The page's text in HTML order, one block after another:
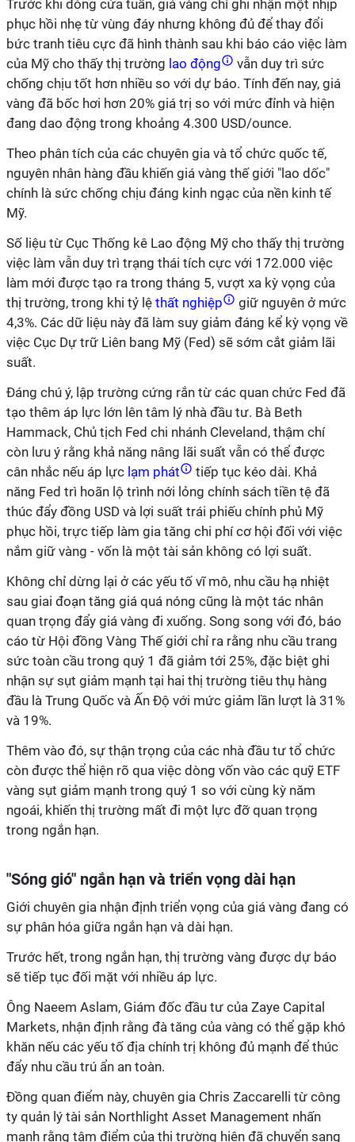
Trước khi đóng cửa tuần, giá vàng chỉ ghi nhận một nhịp
phục hồi nhẹ từ vùng đáy nhưng không đủ để thay đổi
bức tranh tiêu cực đã hình thành sau khi báo cáo việc làm
của Mỹ cho thấy thị trường lao động
vẫn duy trì sức
chống chịu tốt hơn nhiều so với dự báo. Tính đến nay, giá
vàng đã bốc hơi hơn 20% giá trị so với mức đỉnh và hiện
đang dao động trong khoảng 4.300 USD/ounce.
Theo phân tích của các chuyên gia và tổ chức quốc tế,
nguyên nhân hàng đầu khiến giá vàng thế giới "lao dốc"
chính là sức chống chịu đáng kinh ngạc của nền kinh tế
Mỹ.
Số liệu từ Cục Thống kê Lao động Mỹ cho thấy thị trường
việc làm vẫn duy trì trạng thái tích cực với 172.000 việc
làm mới được tạo ra trong tháng 5, vượt xa kỳ vọng của
thị trường, trong khi tỷ lệ thất nghiệp
giữ nguyên ở mức
4,3%. Các dữ liệu này đã làm suy giảm đáng kể kỳ vọng về
việc Cục Dự trữ Liên bang Mỹ (Fed) sẽ sớm cắt giảm lãi
suất.
Đáng chú ý, lập trường cứng rắn từ các quan chức Fed đã
tạo thêm áp lực lớn lên tâm lý nhà đầu tư. Bà Beth
Hammack, Chủ tịch Fed chi nhánh Cleveland, thậm chí
còn lưu ý rằng khả năng nâng lãi suất vẫn có thể được
cân nhắc nếu áp lực lạm phát
tiếp tục kéo dài. Khả
năng Fed trì hoãn lộ trình nới lỏng chính sách tiền tệ đã
thúc đẩy đồng USD và lợi suất trái phiếu chính phủ Mỹ
phục hồi, trực tiếp làm gia tăng chi phí cơ hội đối với việc
nắm giữ vàng - vốn là một tài sản không có lợi suất.
Không chỉ dừng lại ở các yếu tố vĩ mô, nhu cầu hạ nhiệt
sau giai đoạn tăng giá quá nóng cũng là một tác nhân
quan trọng đẩy giá vàng đi xuống. Song song với đó, báo
cáo từ Hội đồng Vàng Thế giới chỉ ra rằng nhu cầu trang
sức toàn cầu trong quý 1 đã giảm tới 25%, đặc biệt ghi
nhận sự sụt giảm mạnh tại hai thị trường tiêu thụ hàng
đầu là Trung Quốc và Ấn Độ với mức giảm lần lượt là 31%
và 19%.
Thêm vào đó, sự thận trọng của các nhà đầu tư tổ chức
còn được thể hiện rõ qua việc dòng vốn vào các quỹ ETF
vàng sụt giảm mạnh trong quý 1 so với cùng kỳ năm
ngoái, khiến thị trường mất đi một lực đỡ quan trọng
trong ngắn hạn.
"Sóng gió" ngắn hạn và triển vọng dài hạn
Giới chuyên gia nhận định triển vọng của giá vàng đang có
sự phân hóa giữa ngắn hạn và dài hạn.
Trước hết, trong ngắn hạn, thị trường vàng được dự báo
sẽ tiếp tục đối mặt với nhiều áp lực.
Ông Naeem Aslam, Giám đốc đầu tư của Zaye Capital
Markets, nhận định rằng đà tăng của vàng có thể gặp khó
khăn nếu các yếu tố địa chính trị không đủ mạnh để thúc
đẩy nhu cầu trú ẩn an toàn.
Đồng quan điểm này, chuyên gia Chris Zaccarelli từ công
ty quản lý tài sản Northlight Asset Management nhấn
mạnh rằng tâm điểm của thị trường hiện đã chuyển sang